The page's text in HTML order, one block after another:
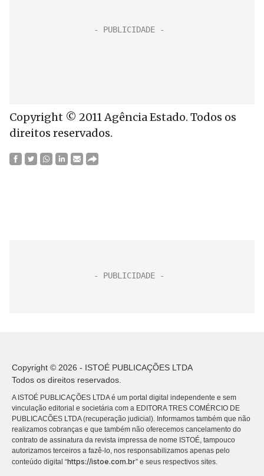
Copyright © 2011 Agência Estado. Todos os
direitos reservados.
Copyright © 2026 - ISTOÉ PUBLICAÇÕES LTDA
Todos os direitos reservados.
A ISTOÉ PUBLICAÇÕES LTDA é um portal digital independente e sem
vinculação editorial e societária com a EDITORA TRES COMÉRCIO DE
PUBLICACÕES LTDA (recuperação judicial). Informamos também que não
realizamos cobranças e que também não oferecemos cancelamento do
contrato de assinatura da revista impressa de nome ISTOÉ, tampouco
autorizamos terceiros a fazê-lo, nos responsabilizamos apenas pelo
conteúdo digital “https://istoe.com.br” e seus respectivos sites.